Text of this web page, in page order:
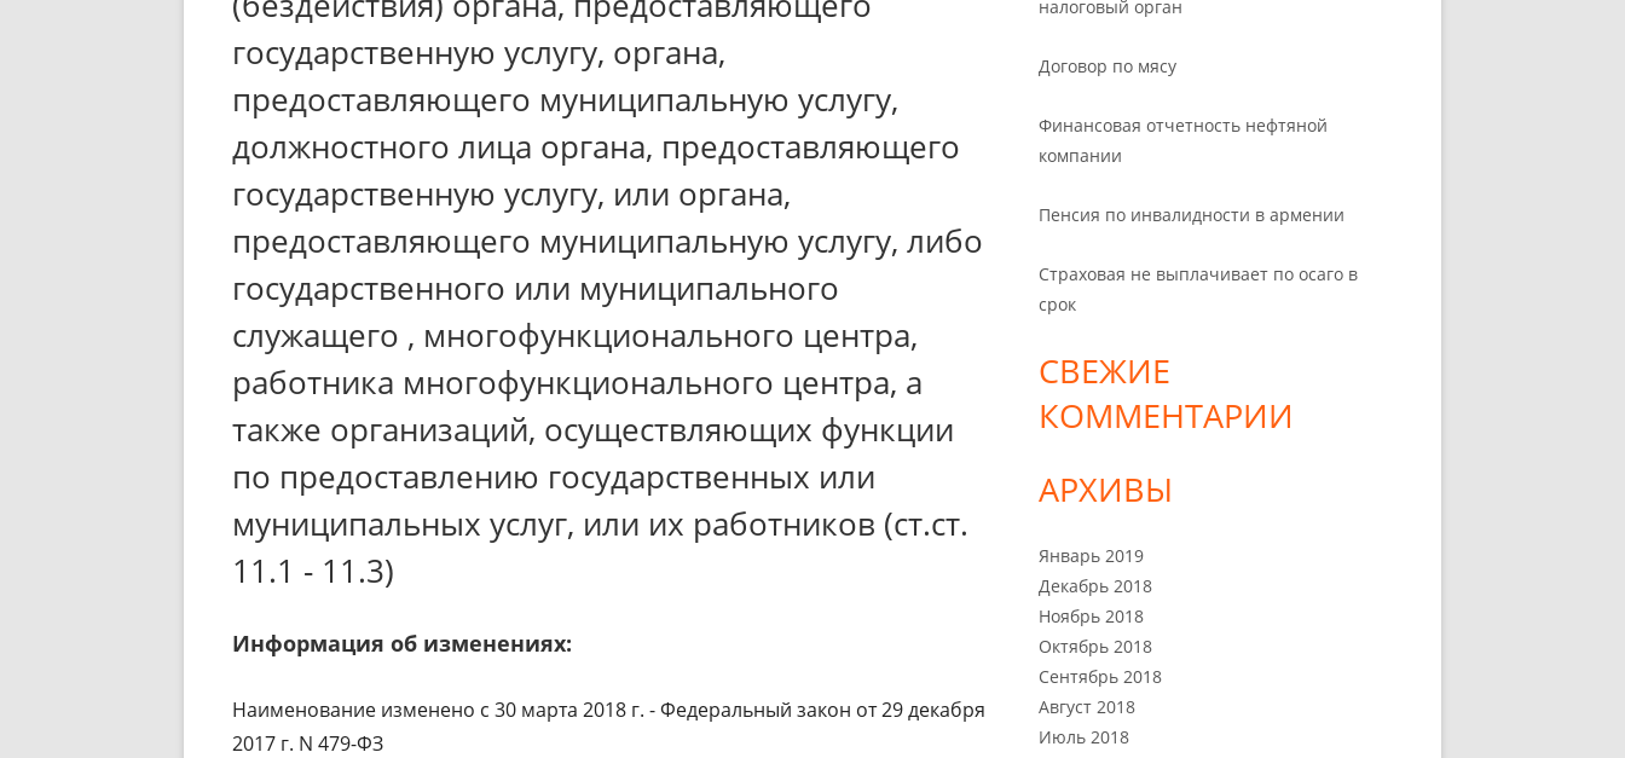
государственную услугу, органа,
предоставляющего муниципальную услугу,
должностного лица органа, предоставляющего
государственную услугу, или органа,
предоставляющего муниципальную услугу, либо
государственного или муниципального
служащего , многофункционального центра,
работника многофункционального центра, а
также организаций, осуществляющих функции
по предоставлению государственных или
муниципальных услуг, или их работников (ст.ст.
11.1 - 11.3)
Информация об изменениях:
Наименование изменено с 30 марта 2018 г. - Федеральный закон от 29 декабря
2017 г. N 479-ФЗ
налоговый орган
Договор по мясу
Финансовая отчетность нефтяной
компании
Пенсия по инвалидности в армении
Страховая не выплачивает по осаго в
срок
СВЕЖИЕ
КОММЕНТАРИИ
АРХИВЫ
Январь 2019
Декабрь 2018
Ноябрь 2018
Октябрь 2018
Сентябрь 2018
Август 2018
Июль 2018